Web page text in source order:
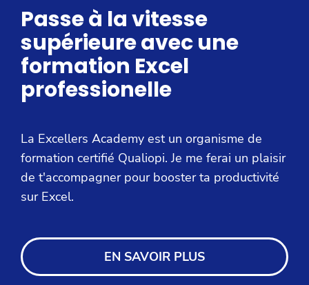
Passe à la vitesse
supérieure avec une
formation Excel
professionelle
La Excellers Academy est un organisme de
formation certifié Qualiopi. Je me ferai un plaisir
de t'accompagner pour booster ta productivité
sur Excel.
EN SAVOIR PLUS